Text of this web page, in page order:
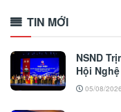
TIN MỚI
NSND
Hội
05/08/2026